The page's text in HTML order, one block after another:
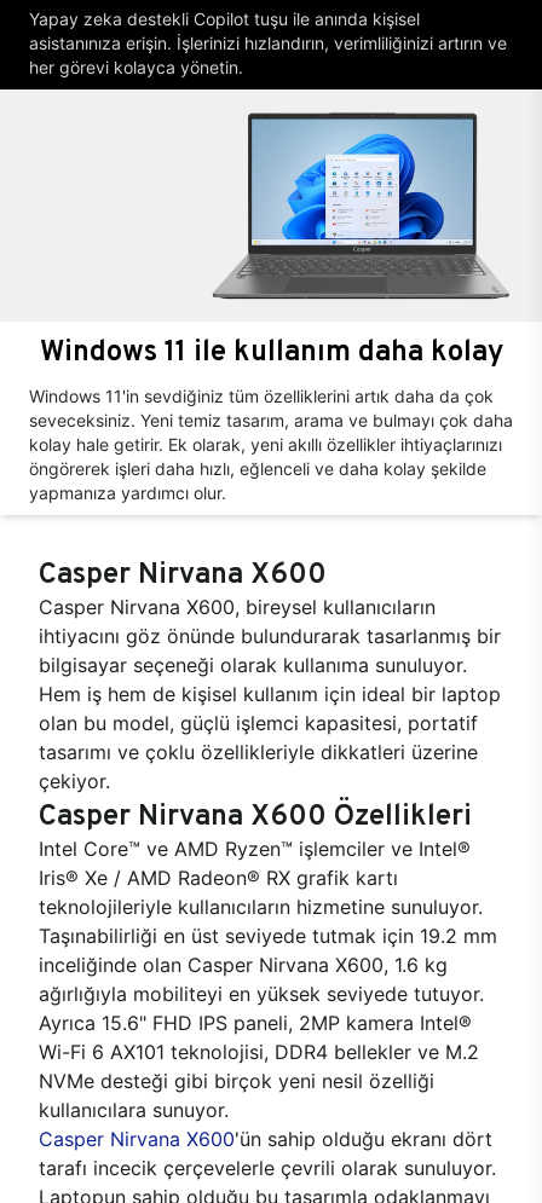
Yapay zeka destekli Copilot tuşu ile anında kişisel
asistanınıza erişin. İşlerinizi hızlandırın, verimliliğinizi artırın ve
her görevi kolayca yönetin.
Windows 11 ile kullanım daha kolay
Windows 11'in sevdiğiniz tüm özelliklerini artık daha da çok
seveceksiniz. Yeni temiz tasarım, arama ve bulmayı çok daha
kolay hale getirir. Ek olarak, yeni akıllı özellikler ihtiyaçlarınızı
öngörerek işleri daha hızlı, eğlenceli ve daha kolay şekilde
yapmanıza yardımcı olur.
Casper Nirvana X600
Casper Nirvana X600, bireysel kullanıcıların
ihtiyacını göz önünde bulundurarak tasarlanmış bir
bilgisayar seçeneği olarak kullanıma sunuluyor.
Hem iş hem de kişisel kullanım için ideal bir laptop
olan bu model, güçlü işlemci kapasitesi, portatif
tasarımı ve çoklu özellikleriyle dikkatleri üzerine
çekiyor.
Casper Nirvana X600 Özellikleri
Intel Core™ ve AMD Ryzen™ işlemciler ve Intel®
Iris® Xe / AMD Radeon® RX grafik kartı
teknolojileriyle kullanıcıların hizmetine sunuluyor.
Taşınabilirliği en üst seviyede tutmak için 19.2 mm
inceliğinde olan Casper Nirvana X600, 1.6 kg
ağırlığıyla mobiliteyi en yüksek seviyede tutuyor.
Ayrıca 15.6" FHD IPS paneli, 2MP kamera Intel®
Wi-Fi 6 AX101 teknolojisi, DDR4 bellekler ve M.2
NVMe desteği gibi birçok yeni nesil özelliği
kullanıcılara sunuyor.
Casper Nirvana X600'ün sahip olduğu ekranı dört
tarafı incecik çerçevelerle çevrili olarak sunuluyor.
Laptopun sahip olduğu bu tasarımla odaklanmayı